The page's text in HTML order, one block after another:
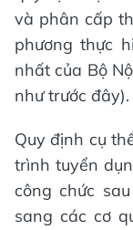
và phân cấp
phương thực
nhất của Bộ
như trước đây).
Quy định cụ
trình tuyển
công chức
sang các cơ